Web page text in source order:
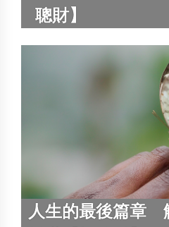
聰財】
人生的最後篇章